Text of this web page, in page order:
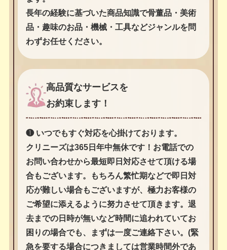
長年の経験に基づいた商品知識で骨董品・美術
品・趣味のお品・機械・工具などジャンルを問
わずお任せください。
高品質なサービスを
お約束します！
❶ いつでもすぐ対応を心掛けております。
クリニーズは365日年中無休です！お電話での
お問い合わせから最短即日対応させて頂ける場
合もございます。もちろん繁忙期などで即日対
応が難しい場合もございますが、極力お客様の
ご希望に添えるように努力させて頂きます。退
去までの日時が無いなど時間に追われていてお
困りの場合でも、まずは一度ご連絡下さい。(緊
急を要する場合につきましては営業時間外であ